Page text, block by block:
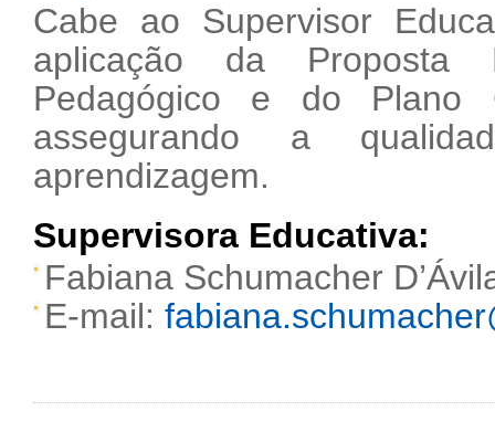
Cabe ao Supervisor
aplicação da Proposta
Pedagógico e do Plano
assegurando a
aprendizagem.
Supervisora Educativa:
Fabiana Schumacher
E-mail: